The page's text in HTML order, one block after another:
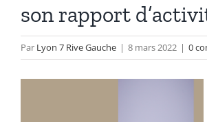
son rapport
Par Lyon 7 Rive Gauche | 8 mars 2022 | 0